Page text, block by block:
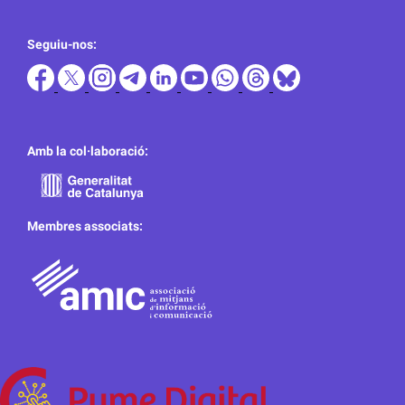
Seguiu-nos:
Amb la col·laboració:
Membres associats: